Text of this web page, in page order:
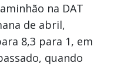
na DAT
de abril,
8,3 para 1, em
quando